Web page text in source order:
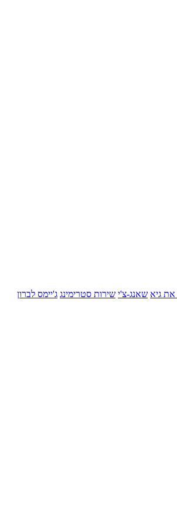
גיא שאנג-צ'י שירות סטרימינג ג'יימס לברון